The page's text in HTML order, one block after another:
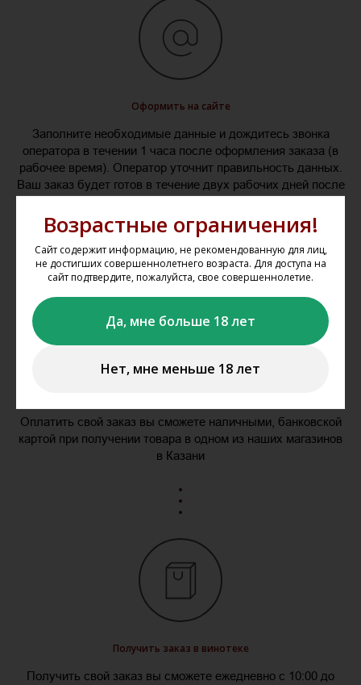
Возрастные ограничения!
Сайт содержит информацию, не рекомендованную для лиц,
не достигших совершеннолетнего возраста. Для доступа на
сайт подтвердите, пожалуйста, свое совершеннолетие.
Да, мне больше 18 лет
Нет, мне меньше 18 лет
Оформить на сайте
Заполните необходимые данные и дождитесь звонка
оператора в течении 1 часа после оформления заказа (в
рабочее время). Оператор уточнит правильность данных.
Ваш заказ будет готов в течение двух рабочих дней после
Оплатить свой заказ вы сможете наличными, банковской
картой при получении товара в одном из наших магазинов
в Казани
Получить заказ в винотеке
Получить свой заказ вы сможете ежедневно с 10:00 до